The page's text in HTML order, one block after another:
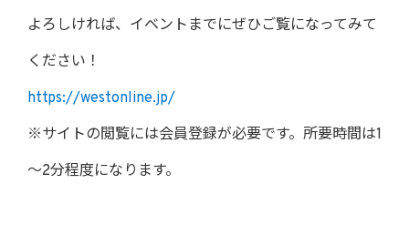
よろしければ、イベントまでにぜひご覧になってみて
ください！
https://westonline.jp/
※サイトの閲覧には会員登録が必要です。所要時間は1
～2分程度になります。